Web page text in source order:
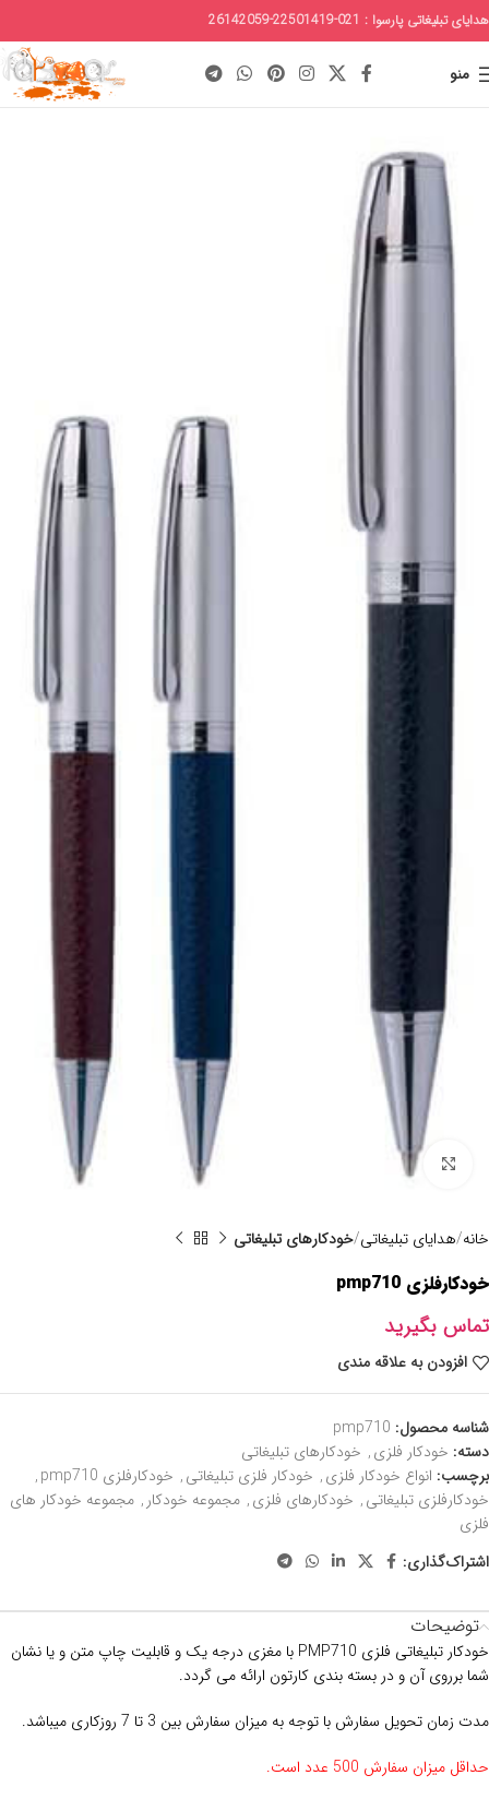
هدایای تبلیغاتی پارسوا : 021-22501419-26142059
منو
برای بزرگنمایی کلیک کنید
خانه هدایای تبلیغاتی خودکارهای تبلیغاتی
خودکارفلزی pmp710
تماس بگیرید
افزودن به علاقه مندی
شناسه محصول: pmp710
دسته: خودکار فلزی, خودکارهای تبلیغاتی
برچسب: انواع خودکار فلزی, خودکار فلزی تبلیغاتی, خودکارفلزی pmp710
,
خودکارفلزی تبلیغاتی, خودکارهای فلزی, مجموعه خودکار , مجموعه خودکار های
فلزی
اشتراک‌گذاری:
توضیحات
خودکار تبلیغاتی فلزی
PMP710 با مغزی درجه یک و قابلیت چاپ متن و یا نشان
شما برروی آن و در بسته بندی کارتون ارائه می گردد.
مدت زمان تحویل سفارش با توجه به میزان سفارش بین 3 تا 7 روزکاری میباشد.
حداقل میزان سفارش 500 عدد است.